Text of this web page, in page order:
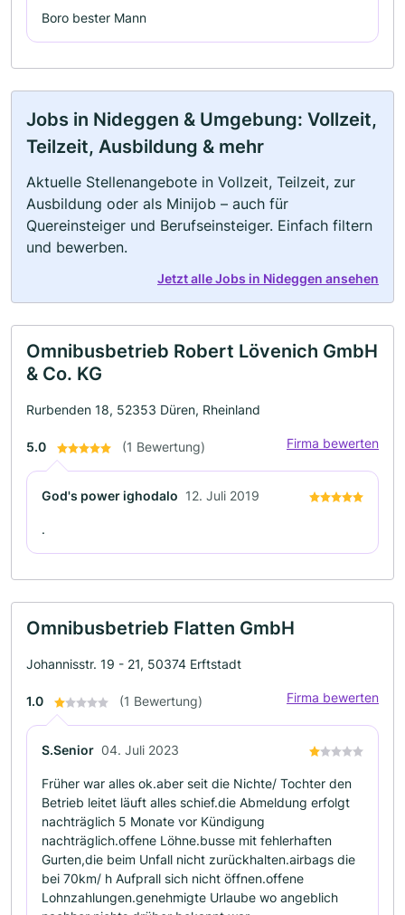
Boro bester Mann
Jobs in Nideggen & Umgebung: Vollzeit,
Teilzeit, Ausbildung & mehr
Aktuelle Stellenangebote in Vollzeit, Teilzeit, zur
Ausbildung oder als Minijob – auch für
Quereinsteiger und Berufseinsteiger. Einfach filtern
und bewerben.
Jetzt alle Jobs in Nideggen ansehen
Omnibusbetrieb Robert Lövenich GmbH
& Co. KG
Rurbenden 18, 52353 Düren, Rheinland
5.0 (1 Bewertung) Firma bewerten
God's power ighodalo 12. Juli 2019
.
Omnibusbetrieb Flatten GmbH
Johannisstr. 19 - 21, 50374 Erftstadt
1.0 (1 Bewertung) Firma bewerten
S.Senior 04. Juli 2023
Früher war alles ok.aber seit die Nichte/ Tochter den
Betrieb leitet läuft alles schief.die Abmeldung erfolgt
nachträglich 5 Monate vor Kündigung
nachträglich.offene Löhne.busse mit fehlerhaften
Gurten,die beim Unfall nicht zurückhalten.airbags die
bei 70km/ h Aufprall sich nicht öffnen.offene
Lohnzahlungen.genehmigte Urlaube wo angeblich